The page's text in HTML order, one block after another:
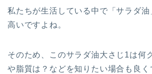
私たちが生活している中で「サラダ油
高いですよね。
そのため、このサラダ油大さじ1は何
や脂質は？などを知りたい場合も良く